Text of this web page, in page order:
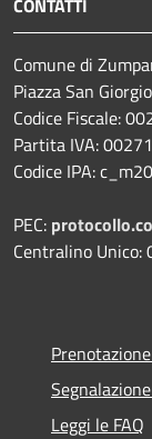
Comune di
Piazza San
Codice Fiscale:
Partita IVA:
Codice IPA:
PEC:
Centralino
Leggi le FAQ